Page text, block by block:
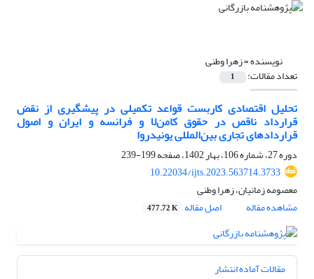
نویسنده =زهرا وطنی
تعداد مقالات: 1
تحلیل اقتصادی کاربست قواعد تکمیلی در پیشگیری از نقض
قرارداد ناقص در حقوق کامن‌لا و فرانسه و ایران و اصول
قراردادهای تجاری بین‌المللی یونیدروا
دوره 27، شماره 106، بهار 1402، صفحه
199-239
10.22034/ijts.2023.563714.3733
معصومه زمانیان، زهرا وطنی
مشاهده مقاله
اصل مقاله 477.72 K
مقالات آماده انتشار